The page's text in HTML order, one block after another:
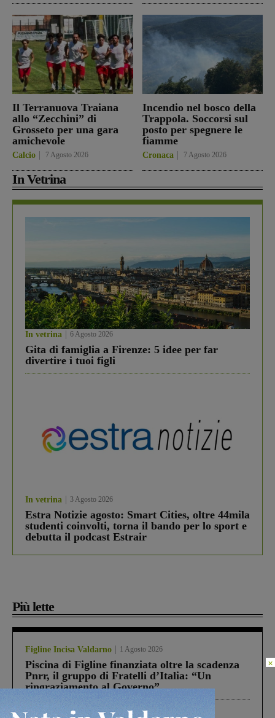
Il Terranuova Traiana
allo “Zecchini” di
Grosseto per una gara
amichevole
Calcio 7 Agosto 2026
Incendio nel bosco della
Trappola. Soccorsi sul
posto per spegnere le
fiamme
Cronaca 7 Agosto 2026
In Vetrina
In vetrina 6 Agosto 2026
Gita di famiglia a Firenze: 5 idee per far
divertire i tuoi figli
In vetrina 3 Agosto 2026
Estra Notizie agosto: Smart Cities, oltre 44mila
studenti coinvolti, torna il bando per lo sport e
debutta il podcast Estrair
Più lette
Figline Incisa Valdarno 1 Agosto 2026
Piscina di Figline finanziata oltre la scadenza
Pnrr, il gruppo di Fratelli d’Italia: “Un
ringraziamento al Governo”
Cronaca 4 Agosto 2026
×